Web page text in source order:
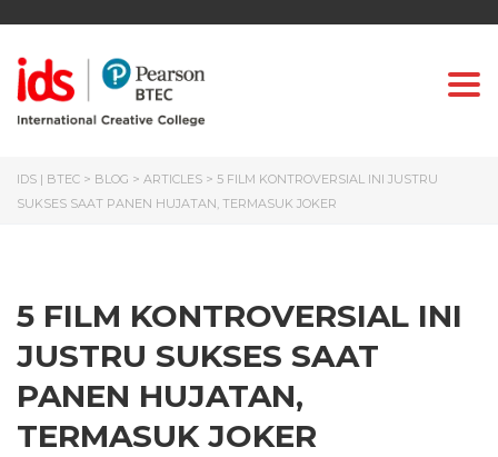
IDS | BTEC > BLOG > ARTICLES > 5 FILM KONTROVERSIAL INI JUSTRU
SUKSES SAAT PANEN HUJATAN, TERMASUK JOKER
5 FILM KONTROVERSIAL INI
JUSTRU SUKSES SAAT
PANEN HUJATAN,
TERMASUK JOKER